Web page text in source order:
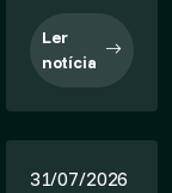
Ler
notícia
31/07/2026